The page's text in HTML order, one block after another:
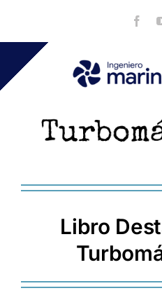
content
Libro